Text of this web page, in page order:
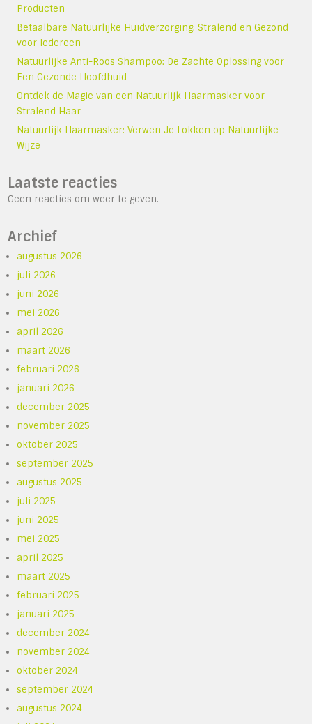
Producten
Betaalbare Natuurlijke Huidverzorging: Stralend en Gezond
voor Iedereen
Natuurlijke Anti-Roos Shampoo: De Zachte Oplossing voor
Een Gezonde Hoofdhuid
Ontdek de Magie van een Natuurlijk Haarmasker voor
Stralend Haar
Natuurlijk Haarmasker: Verwen Je Lokken op Natuurlijke
Wijze
Laatste reacties
Geen reacties om weer te geven.
Archief
augustus 2026
juli 2026
juni 2026
mei 2026
april 2026
maart 2026
februari 2026
januari 2026
december 2025
november 2025
oktober 2025
september 2025
augustus 2025
juli 2025
juni 2025
mei 2025
april 2025
maart 2025
februari 2025
januari 2025
december 2024
november 2024
oktober 2024
september 2024
augustus 2024